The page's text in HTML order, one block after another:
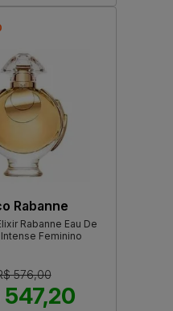
Rabanne
Rabanne Eau De
Feminino
576,00
547,20